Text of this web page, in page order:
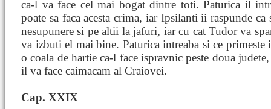
ca-l va face cel mai bogat dintre toti. Paturica il
poate sa faca acesta crima, iar Ipsilanti ii raspunde
nesupunere si pe altii la jafuri, iar cu cat Tudor va
va izbuti el mai bine. Paturica intreaba si ce
o coala de hartie ca-l face ispravnic peste doua
il va face caimacam al Craiovei.
Cap. XXIX